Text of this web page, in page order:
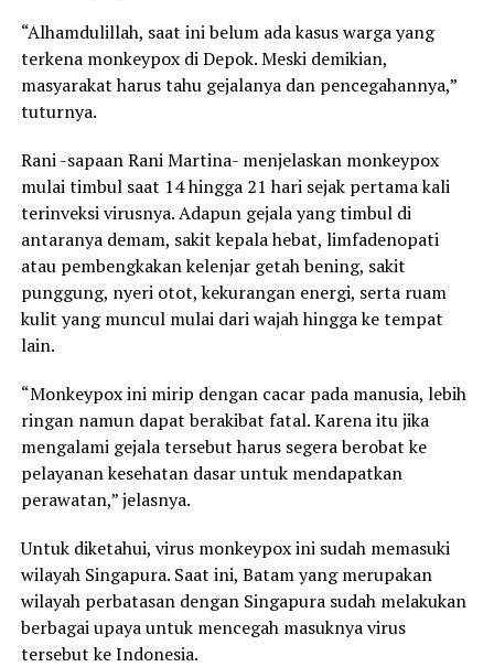
“Alhamdulillah, saat ini belum ada kasus warga yang
terkena monkeypox di Depok. Meski demikian,
masyarakat harus tahu gejalanya dan pencegahannya,”
tuturnya.
Rani -sapaan Rani Martina- menjelaskan monkeypox
mulai timbul saat 14 hingga 21 hari sejak pertama kali
terinveksi virusnya. Adapun gejala yang timbul di
antaranya demam, sakit kepala hebat, limfadenopati
atau pembengkakan kelenjar getah bening, sakit
punggung, nyeri otot, kekurangan energi, serta ruam
kulit yang muncul mulai dari wajah hingga ke tempat
lain.
“Monkeypox ini mirip dengan cacar pada manusia, lebih
ringan namun dapat berakibat fatal. Karena itu jika
mengalami gejala tersebut harus segera berobat ke
pelayanan kesehatan dasar untuk mendapatkan
perawatan,” jelasnya.
Untuk diketahui, virus monkeypox ini sudah memasuki
wilayah Singapura. Saat ini, Batam yang merupakan
wilayah perbatasan dengan Singapura sudah melakukan
berbagai upaya untuk mencegah masuknya virus
tersebut ke Indonesia.